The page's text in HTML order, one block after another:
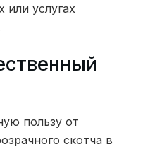
или услугах
пользу от
скотча в